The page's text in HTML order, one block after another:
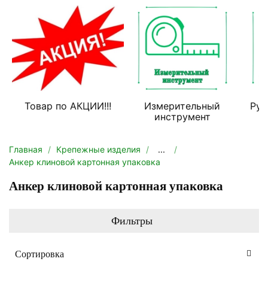
Товар по АКЦИИ!!!
Измерительный
инструмент
Главная Крепежные изделия
...
Анкер клиновой картонная упаковка
Анкер клиновой картонная упаковка
Фильтры